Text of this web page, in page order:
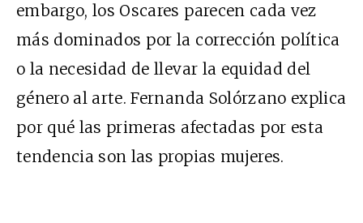
embargo, los Oscares parecen cada vez
más dominados por la corrección política
o la necesidad de llevar la equidad del
género al arte. Fernanda Solórzano explica
por qué las primeras afectadas por esta
tendencia son las propias mujeres.